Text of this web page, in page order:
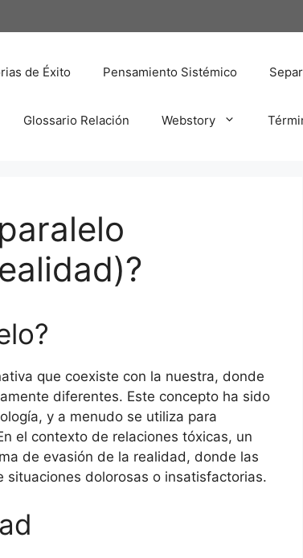
de Éxito Pensamiento Sistémico
Glossario Relación Webstory
que coexiste con la nuestra, donde
diferentes. Este concepto ha sido
y a menudo se utiliza para
el contexto de relaciones tóxicas, un
de evasión de la realidad, donde las
dolorosas o insatisfactorias.